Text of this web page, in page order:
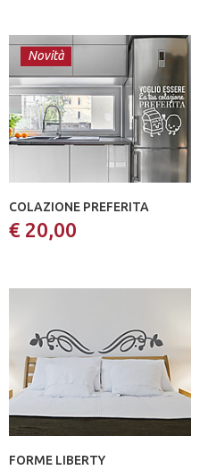
Novità
COLAZIONE PREFERITA
€ 20,00
FORME LIBERTY